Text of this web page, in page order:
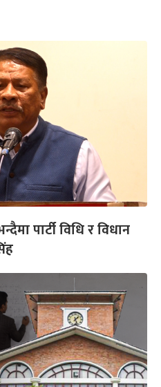
पार्टी विधि र विधान